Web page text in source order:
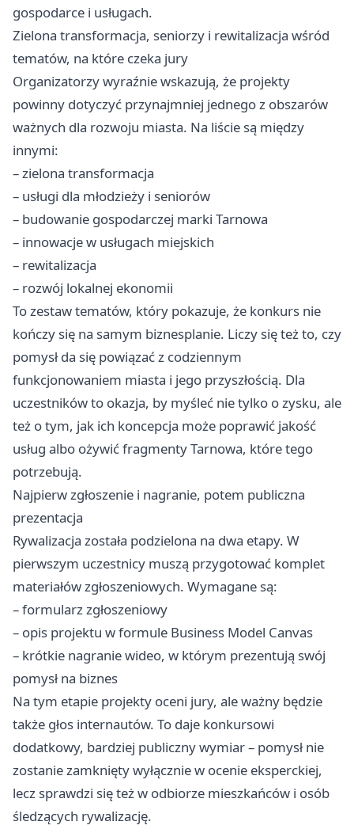
gospodarce i usługach.
Zielona transformacja, seniorzy i rewitalizacja wśród
tematów, na które czeka jury
Organizatorzy wyraźnie wskazują, że projekty
powinny dotyczyć przynajmniej jednego z obszarów
ważnych dla rozwoju miasta. Na liście są między
innymi:
– zielona transformacja
– usługi dla młodzieży i seniorów
– budowanie gospodarczej marki Tarnowa
– innowacje w usługach miejskich
– rewitalizacja
– rozwój lokalnej ekonomii
To zestaw tematów, który pokazuje, że konkurs nie
kończy się na samym biznesplanie. Liczy się też to, czy
pomysł da się powiązać z codziennym
funkcjonowaniem miasta i jego przyszłością. Dla
uczestników to okazja, by myśleć nie tylko o zysku, ale
też o tym, jak ich koncepcja może poprawić jakość
usług albo ożywić fragmenty Tarnowa, które tego
potrzebują.
Najpierw zgłoszenie i nagranie, potem publiczna
prezentacja
Rywalizacja została podzielona na dwa etapy. W
pierwszym uczestnicy muszą przygotować komplet
materiałów zgłoszeniowych. Wymagane są:
– formularz zgłoszeniowy
– opis projektu w formule Business Model Canvas
– krótkie nagranie wideo, w którym prezentują swój
pomysł na biznes
Na tym etapie projekty oceni jury, ale ważny będzie
także głos internautów. To daje konkursowi
dodatkowy, bardziej publiczny wymiar – pomysł nie
zostanie zamknięty wyłącznie w ocenie eksperckiej,
lecz sprawdzi się też w odbiorze mieszkańców i osób
śledzących rywalizację.